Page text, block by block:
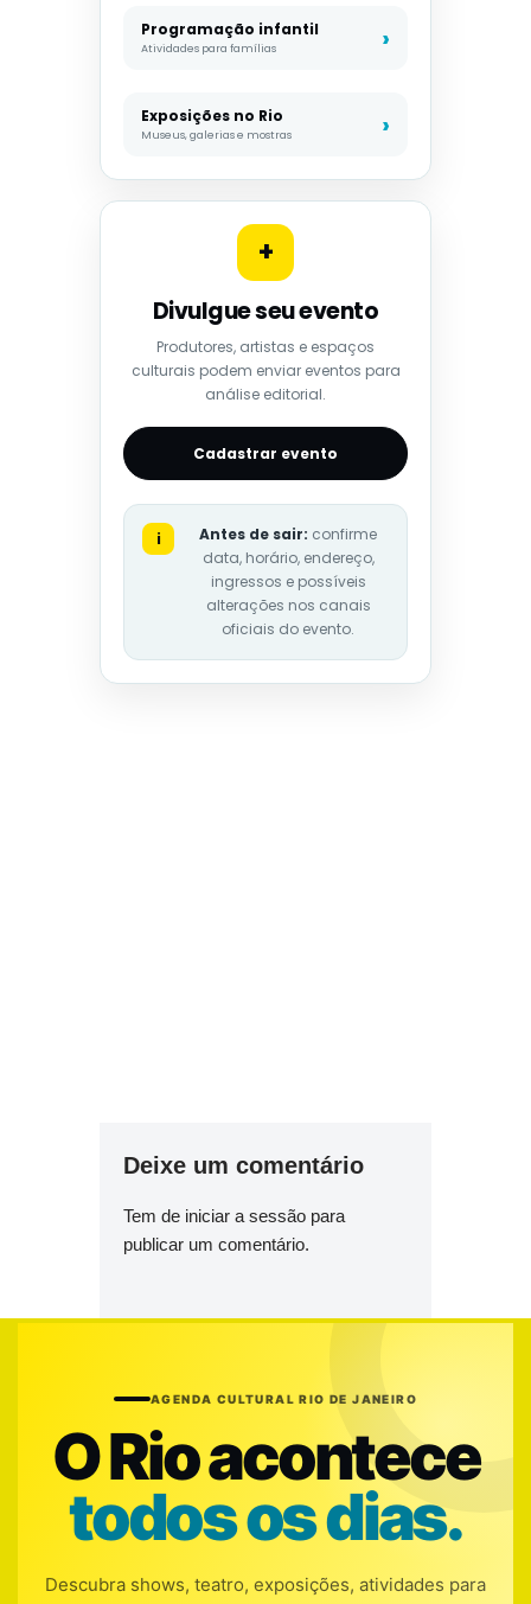
Programação infantil
Atividades para famílias
Exposições no Rio
Museus, galerias e mostras
+
Divulgue seu evento
Produtores, artistas e espaços
culturais podem enviar eventos para
análise editorial.
Cadastrar evento
i Antes de sair: confirme
data, horário, endereço,
ingressos e possíveis
alterações nos canais
oficiais do evento.
Deixe um comentário
Tem de iniciar a sessão para
publicar um comentário.
AGENDA CULTURAL RIO DE JANEIRO
O Rio acontece
todos os dias.
Descubra shows, teatro, exposições, atividades para